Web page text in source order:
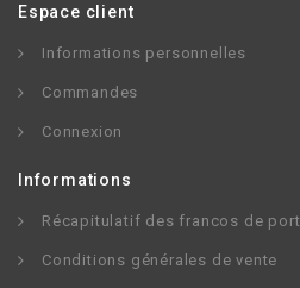
Espace client
Informations personnelles
Commandes
Connexion
Informations
Récapitulatif des francos de port
Conditions générales de vente